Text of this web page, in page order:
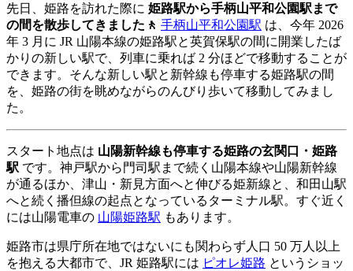
先日、姫路を訪れた際に 姫路駅から手柄山平和公園駅まで
の間を散歩してきました🚶 手柄山平和公園駅 は、今年 2026
年 3 月に JR 山陽本線の姫路駅と英賀保駅の間に開業したば
かりの新しい駅で、列車に乗れば 2 分ほどで移動することが
できます。そんな新しい駅と新幹線も停車する姫路駅の間
を、姫路の街を眺めながらのんびり歩いて移動してみまし
た。
スタート地点は 山陽新幹線も停車する姫路の玄関口・姫路
駅 です。神戸駅から門司駅まで続く山陽本線や山陽新幹線
が通るほか、津山・新見方面へと伸びる姫新線と、和田山駅
へと続く播但線の起点となっているターミナル駅。すぐ近く
には山陽電車の 山陽姫路駅 もあります。
姫路市は県庁所在地ではないにも関わらず人口 50 万人以上
を抱える大都市で、JR 姫路駅には ピオレ姫路 というショッ